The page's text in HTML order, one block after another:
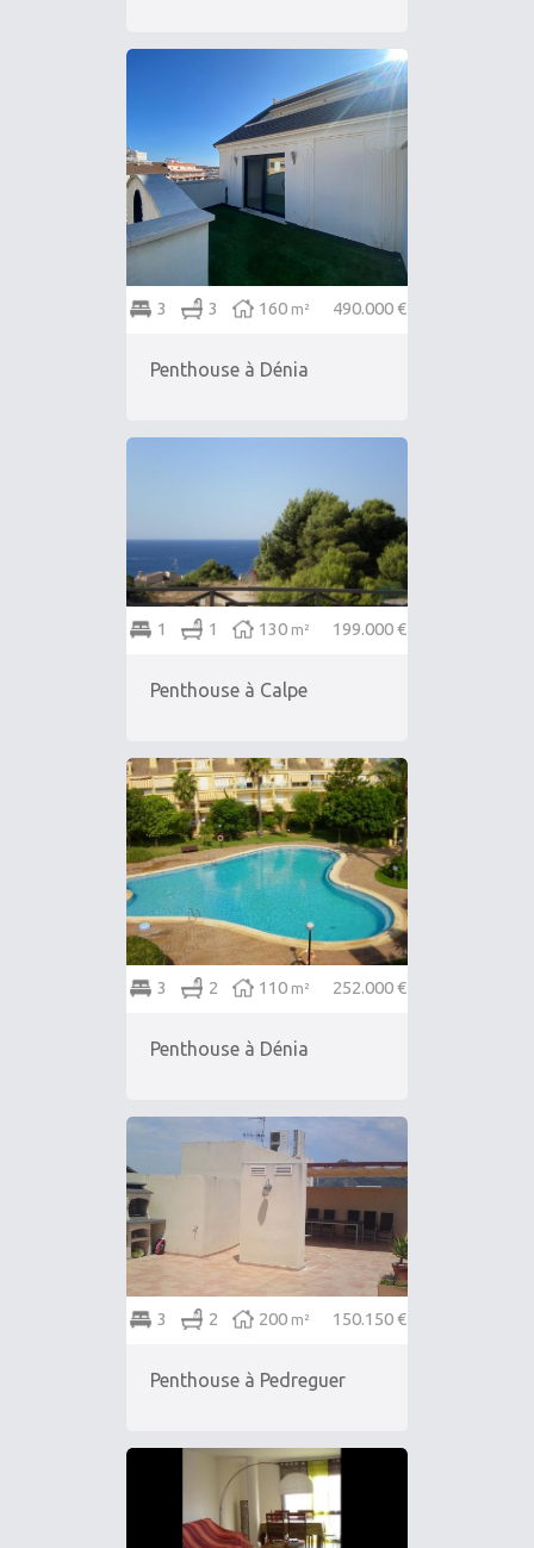
3 3 160 m² 490.000 €
Penthouse à Dénia
1 1 130 m² 199.000 €
Penthouse à Calpe
3 2 110 m² 252.000 €
Penthouse à Dénia
3 2 200 m² 150.150 €
Penthouse à Pedreguer